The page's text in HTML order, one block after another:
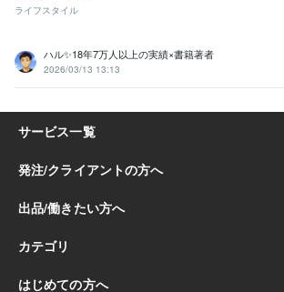
ライフスタイル
ハル✨18年7万人以上の実績×書籍著者
2026/03/13 13:13